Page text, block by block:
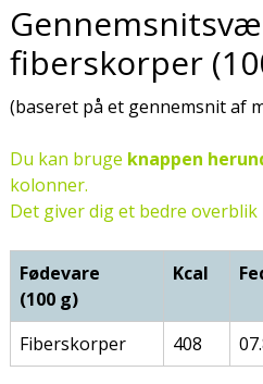
fiberskorper
(baseret på et gennemsnit af
Du kan bruge knappen
kolonner.
Det giver dig et bedre
Fødevare
(100 g)
Kcal
Fiberskorper 408